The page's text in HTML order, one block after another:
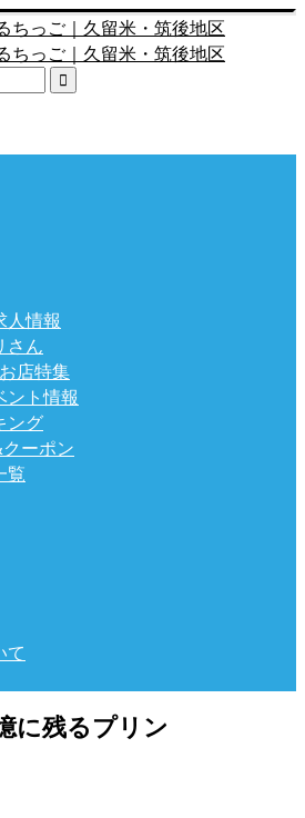

情報
さん
店特集
ト情報
ング
ーポン
覧
て
に残るプリン